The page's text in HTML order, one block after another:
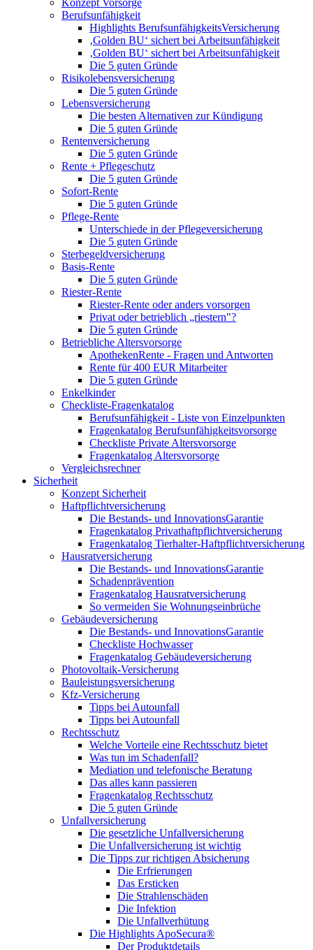
Konzept Vorsorge
Berufsunfähigkeit
Highlights BerufsunfähigkeitsVersicherung
‚Golden BU‘ sichert bei Arbeitsunfähigkeit
‚Golden BU‘ sichert bei Arbeitsunfähigkeit
Die 5 guten Gründe
Risikolebensversicherung
Die 5 guten Gründe
Lebensversicherung
Die besten Alternativen zur Kündigung
Die 5 guten Gründe
Rentenversicherung
Die 5 guten Gründe
Rente + Pflegeschutz
Die 5 guten Gründe
Sofort-Rente
Die 5 guten Gründe
Pflege-Rente
Unterschiede in der Pflegeversicherung
Die 5 guten Gründe
Sterbegeldversicherung
Basis-Rente
Die 5 guten Gründe
Riester-Rente
Riester-Rente oder anders vorsorgen
Privat oder betrieblich „riestern"?
Die 5 guten Gründe
Betriebliche Altersvorsorge
ApothekenRente - Fragen und Antworten
Rente für 400 EUR Mitarbeiter
Die 5 guten Gründe
Enkelkinder
Checkliste-Fragenkatalog
Berufsunfähigkeit - Liste von Einzelpunkten
Fragenkatalog Berufsunfähigkeitsvorsorge
Checkliste Private Altersvorsorge
Fragenkatalog Altersvorsorge
Vergleichsrechner
Sicherheit
Konzept Sicherheit
Haftpflichtversicherung
Die Bestands- und InnovationsGarantie
Fragenkatalog Privathaftpflichtversicherung
Fragenkatalog Tierhalter-Haftpflichtversicherung
Hausratversicherung
Die Bestands- und InnovationsGarantie
Schadenprävention
Fragenkatalog Hausratversicherung
So vermeiden Sie Wohnungseinbrüche
Gebäudeversicherung
Die Bestands- und InnovationsGarantie
Checkliste Hochwasser
Fragenkatalog Gebäudeversicherung
Photovoltaik-Versicherung
Bauleistungsversicherung
Kfz-Versicherung
Tipps bei Autounfall
Tipps bei Autounfall
Rechtsschutz
Welche Vorteile eine Rechtsschutz bietet
Was tun im Schadenfall?
Mediation und telefonische Beratung
Das alles kann passieren
Fragenkatalog Rechtsschutz
Die 5 guten Gründe
Unfallversicherung
Die gesetzliche Unfallversicherung
Die Unfallversicherung ist wichtig
Die Tipps zur richtigen Absicherung
Die Erfrierungen
Das Ersticken
Die Strahlenschäden
Die Infektion
Die Unfallverhütung
Die Highlights ApoSecura®
Der Produktdetails